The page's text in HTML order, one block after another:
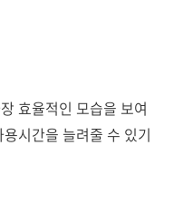
효율적인 모습을 보여
시간을 늘려줄 수 있기